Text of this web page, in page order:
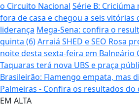
o Circuito Nacional Série B:
fora de casa e chegou a seis vitórias
liderança Mega-Sena: confira o
quinta (6)Arraiá SHED e SEO Rosa
noite desta sexta-feira em Balneário
Taquaras terá nova UBS e praça
Brasileirão: Flamengo empata, mas
Palmeiras - Confira os resultados do
EM ALTA